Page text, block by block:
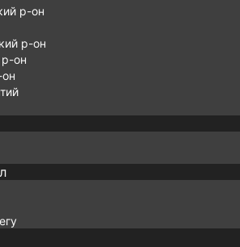
р-он
р-он
он